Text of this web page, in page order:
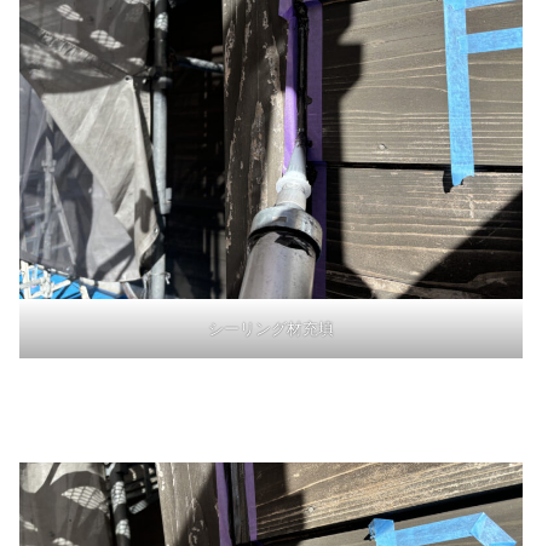
シーリング材充填